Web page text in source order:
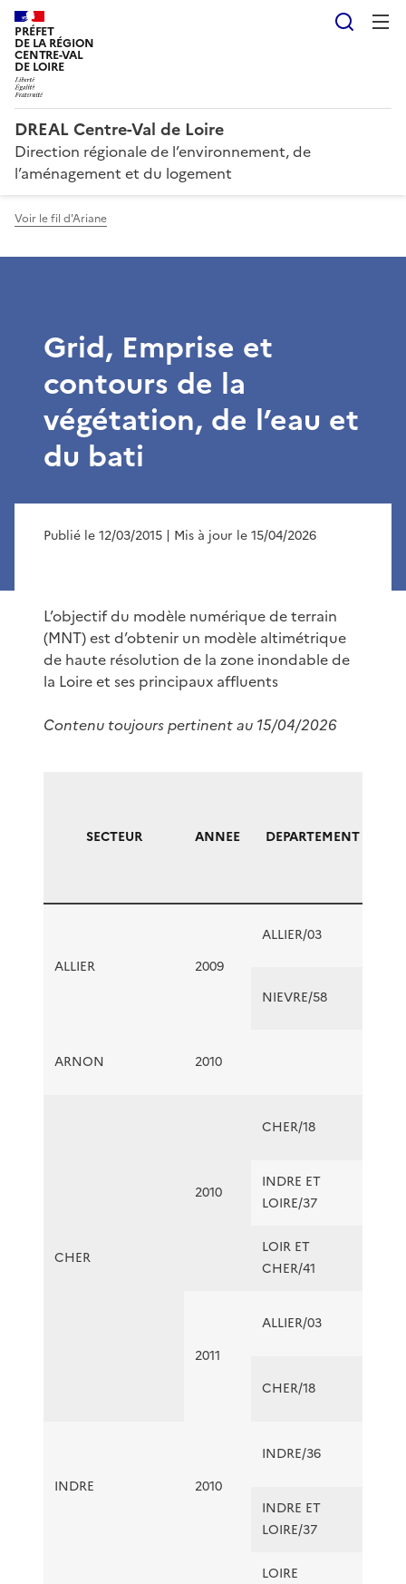
PRÉFET
DE LA RÉGION
CENTRE-VAL
DE LOIRE
DREAL Centre-Val de Loire
Direction régionale de l’environnement, de
l’aménagement et du logement
Voir le fil d'Ariane
Grid, Emprise et
contours de la
végétation, de l’eau et
du bati
Publié le 12/03/2015 | Mis à jour le 15/04/2026
L’objectif du modèle numérique de terrain
(MNT) est d’obtenir un modèle altimétrique
de haute résolution de la zone inondable de
la Loire et ses principaux affluents
Contenu toujours pertinent au 15/04/2026
SECTEUR ANNEE DEPARTEMENT
ALLIER 2009
ALLIER/03
NIEVRE/58
ARNON 2010
CHER
2010
CHER/18
INDRE ET
LOIRE/37
LOIR ET
CHER/41
2011
ALLIER/03
CHER/18
INDRE 2010
INDRE/36
INDRE ET
LOIRE/37
LOIRE